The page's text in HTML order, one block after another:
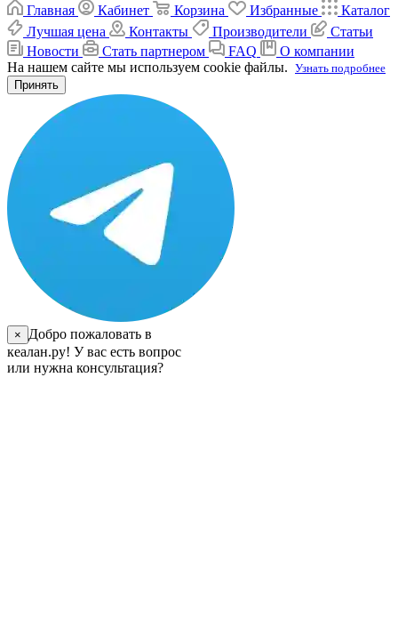
Главная
Кабинет Корзина Избранные
Каталог
Лучшая цена
Контакты Производители
Статьи
Новости
Стать партнером FAQ
О компании
На нашем сайте мы используем cookie файлы. Узнать подробнее
Принять
×
Добро пожаловать в
кеалан.ру! У вас есть вопрос
или нужна консультация?